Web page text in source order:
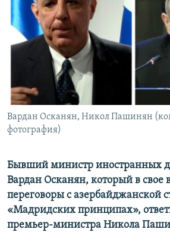
Հայերեն
English
Все сайты Радио Азатутюн
Вардан Осканян, Никол Пашинян
фотография)
Бывший министр иностранных
Вардан Осканян, который в свое
переговоры с азербайджанской
«Мадридских принципах»,
премьер-министра Никола